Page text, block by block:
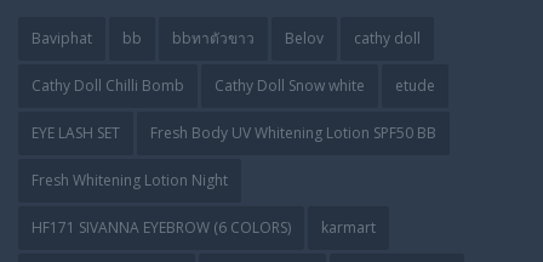
Baviphat bb bbทาตัวขาว Belov cathy doll
Cathy Doll Chilli Bomb Cathy Doll Snow white etude
EYE LASH SET Fresh Body UV Whitening Lotion SPF50 BB
Fresh Whitening Lotion Night
HF171 SIVANNA EYEBROW (6 COLORS) karmart